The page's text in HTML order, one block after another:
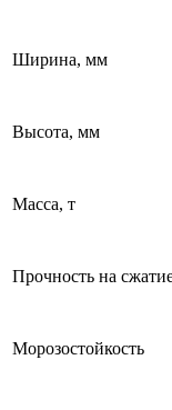
Ширина, мм
Высота, мм
Масса, т
Прочность на
Морозостойкость